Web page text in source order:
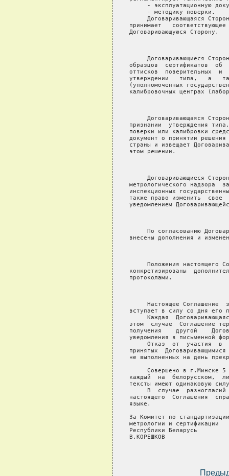
- эксплуатационную
     - методику поверки.
Договаривающаяся
принимает
Договаривающуюся Сторону.
Договаривающиеся
образцов  сертификатов  об
оттисков  поверительных  и
утверждении   типа,   а
(уполномоченных
калибровочных центрах
Договаривающаяся
признании  утверждения
поверки или калибровки
документ о принятии
страны и извещает
этом решении.
Договаривающиеся
метрологического надзора
инспекционных
также право изменить  свое
уведомлением
По согласованию
внесены дополнения и
Положения настоящего
конкретизированы
протоколами.
Настоящее Соглашение
вступает в силу со дня его
Каждая
этом  случае  Соглашение
получения    другой
уведомления в письменной
Отказ  от  участия  в
принятых
не выполненных на день
Совершено в г.Минске
каждый  на  белорусском,
тексты имеют одинаковую
В  случае
настоящего  Соглашения
языке.
За Комитет по
метрологии и
Республики Беларусь
В.КОРЕШКОВ